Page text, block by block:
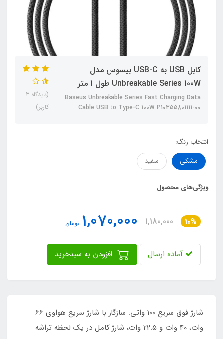
کابل USB به USB-C بیسوس مدل
Unbreakable Series 100W طول 1 متر
Baseus Unbreakable Series Fast Charging Data
Cable USB to Type-C 100W P10355801111-00
(دیدگاه 3
کاربر)
انتخاب رنگ:
مشکی
سفید
ویژگی‌های محصول
10%
1,180,000
1,070,000 تومان
آماده ارسال
شارژ فوق سریع 100 واتی: سازگار با شارژ سریع هواوی 66
وات، 40 وات و 22.5 وات، شارژ کامل در یک لحظه تراشه